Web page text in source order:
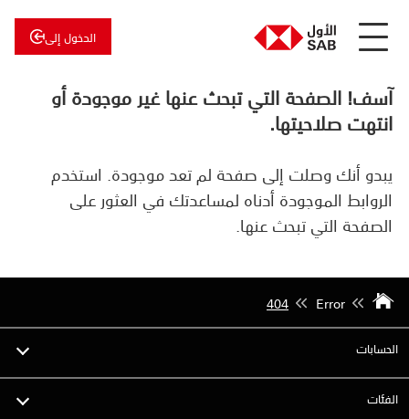
الدخول إلى
عن
الأول
الأول
للاستثمار
آسف! الصفحة التي تبحث عنها غير موجودة أو
انتهت صلاحيتها.
يبدو أنك وصلت إلى صفحة لم تعد موجودة. استخدم
الروابط الموجودة أدناه لمساعدتك في العثور على
الصفحة التي تبحث عنها.
Error
404
الحسابات
الفئات